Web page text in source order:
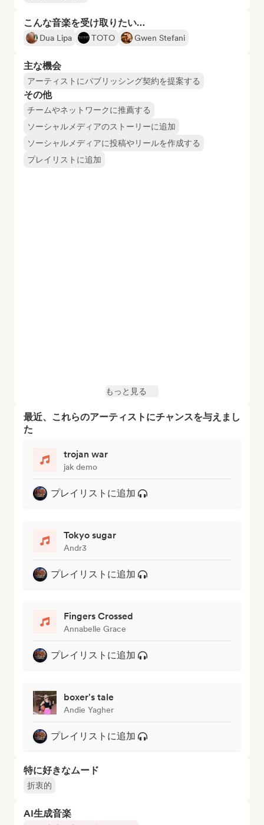
こんな音楽を受け取りたい…
Dua Lipa TOTO Gwen Stefani
主な機会
アーティストにパブリッシング契約を提案する
その他
チームやネットワークに推薦する
ソーシャルメディアのストーリーに追加
ソーシャルメディアに投稿やリールを作成する
プレイリストに追加
もっと見る
最近、これらのアーティストにチャンスを与えまし
た
trojan war
jak demo
プレイリストに追加
Tokyo sugar
Andr3
プレイリストに追加
Fingers Crossed
Annabelle Grace
プレイリストに追加
boxer's tale
Andie Yagher
プレイリストに追加
特に好きなムード
折衷的
AI生成音楽